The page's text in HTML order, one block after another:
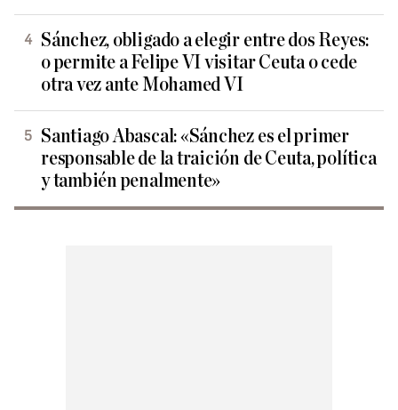
Sánchez, obligado a elegir entre dos Reyes:
o permite a Felipe VI visitar Ceuta o cede
otra vez ante Mohamed VI
Santiago Abascal: «Sánchez es el primer
responsable de la traición de Ceuta, política
y también penalmente»